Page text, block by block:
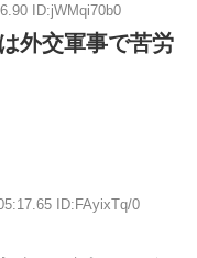
ID:jWMqi70b0
外交軍事で苦労
ID:FAyixTq/0